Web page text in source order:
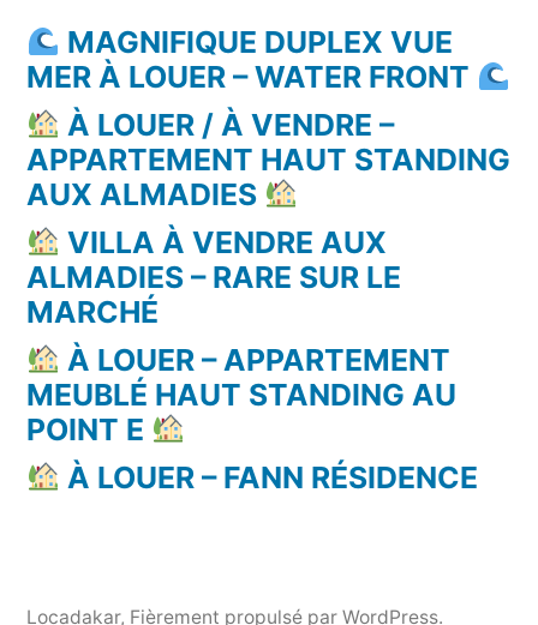
MAGNIFIQUE DUPLEX VUE
MER À LOUER – WATER FRONT
À LOUER / À VENDRE –
APPARTEMENT HAUT STANDING
AUX ALMADIES
VILLA À VENDRE AUX
ALMADIES – RARE SUR LE
MARCHÉ
À LOUER – APPARTEMENT
MEUBLÉ HAUT STANDING AU
POINT E
À LOUER – FANN RÉSIDENCE
Locadakar, Fièrement propulsé par WordPress.